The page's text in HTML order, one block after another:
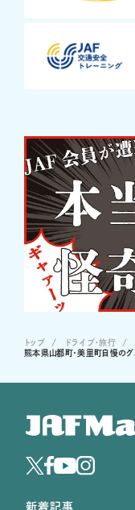
トップ ドライブ･旅行
新着記事